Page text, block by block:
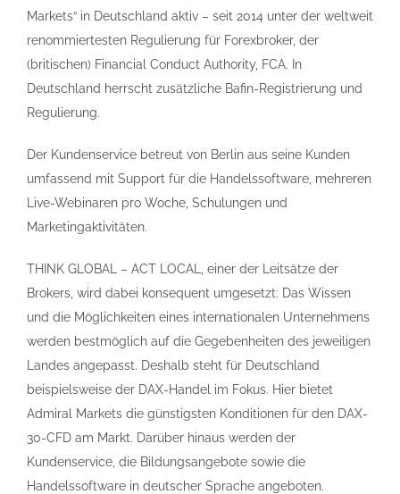
Markets“ in Deutschland aktiv – seit 2014 unter der weltweit
renommiertesten Regulierung für Forexbroker, der
(britischen) Financial Conduct Authority, FCA. In
Deutschland herrscht zusätzliche Bafin-Registrierung und
Regulierung.
Der Kundenservice betreut von Berlin aus seine Kunden
umfassend mit Support für die Handelssoftware, mehreren
Live-Webinaren pro Woche, Schulungen und
Marketingaktivitäten.
THINK GLOBAL – ACT LOCAL, einer der Leitsätze der
Brokers, wird dabei konsequent umgesetzt: Das Wissen
und die Möglichkeiten eines internationalen Unternehmens
werden bestmöglich auf die Gegebenheiten des jeweiligen
Landes angepasst. Deshalb steht für Deutschland
beispielsweise der DAX-Handel im Fokus. Hier bietet
Admiral Markets die günstigsten Konditionen für den DAX-
30-CFD am Markt. Darüber hinaus werden der
Kundenservice, die Bildungsangebote sowie die
Handelssoftware in deutscher Sprache angeboten.